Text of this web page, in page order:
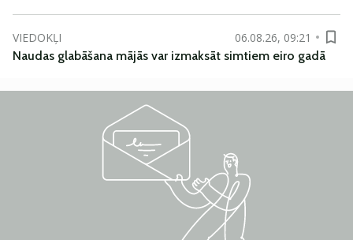
VIEDOKĻI
06.08.26, 09:21
Naudas glabāšana mājās var izmaksāt simtiem eiro gadā